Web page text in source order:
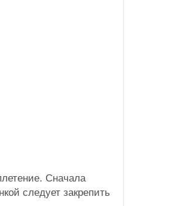
Сначала
следует закрепить